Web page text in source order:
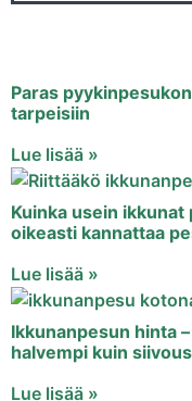
Paras
tarpeisiin
Lue lisää »
Kuinka usein ikkunat
oikeasti kannattaa
Lue lisää »
Ikkunanpesun hinta
halvempi kuin
Lue lisää »